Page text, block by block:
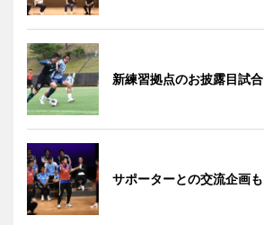
新練習拠点のお披露目試合
サポーターとの交流企画も